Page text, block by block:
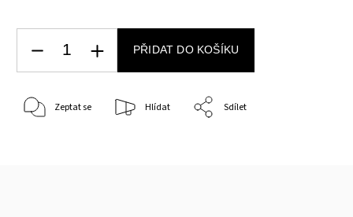
PŘIDAT DO KOŠÍKU
Zeptat se Hlídat Sdílet